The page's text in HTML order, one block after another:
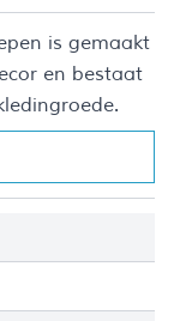
is gemaakt
en bestaat